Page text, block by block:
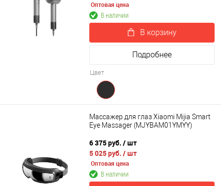
Оптовая цена
В наличии
В корзину
Подробнее
Цвет
Массажер для глаз Xiaomi Mijia Smart
Eye Massager (MJYBAM01YMYY)
6 375 руб. / шт
5 025 руб. / шт
Оптовая цена
В наличии